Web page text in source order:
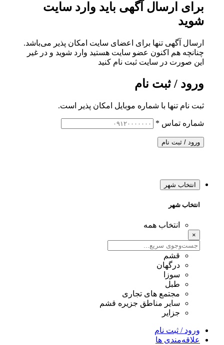
برای ارسال آگهی باید وارد سایت
شوید
ارسال آگهی تنها برای اعضای سایت امکان پذیر می‌باشد.
چنانچه هم‌ اکنون عضو سایت هستید وارد شوید و در غیر
این صورت در سایت ثبت نام کنید
ورود / ثبت نام
ثبت نام تنها با شماره موبایل امکان پذیر است.
شماره تماس *
ورود / ثبت نام
انتخاب شهر
انتخاب شهر
انتخاب همه
×
قشم
درگهان
سوزا
طبل
مجتمع های تجاری
سایر مناطق جزیره قشم
جزایر
ورود / ثبت نام
علاقه‌مندی ها